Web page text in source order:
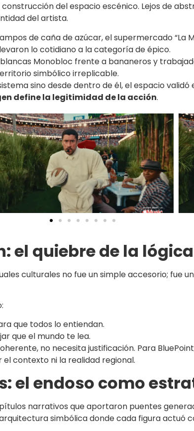
del espacio escénico. Lejos de
del artista.
de caña de azúcar, el supermercado “La
lo cotidiano a la categoría de épico.
blancas Monobloc frente a bananeros y
simbólico irreplicable.
sino desde dentro de él, el espacio validó
define la legitimidad de la acción.
el quiebre de la
culturales no fue un simple accesorio; fue
que todos lo entiendan.
que el mundo te lea.
no necesita justificación. Para
contexto ni la realidad regional.
el endoso como
narrativos que aportaron puentes
simbólica donde cada figura actuó